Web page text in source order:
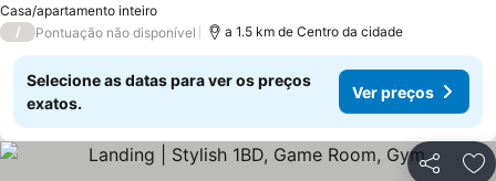
Casa/apartamento inteiro
/ Pontuação não disponível a 1.5 km de Centro da cidade
Selecione as datas para ver os preços
exatos.
Ver preços
Partilhar